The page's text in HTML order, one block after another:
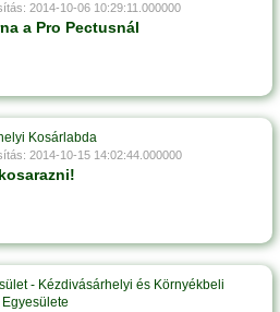
2014-10-06 10:29:11.000000
a Pro Pectusnál
Kosárlabda
2014-10-15 14:02:44.000000
- Kézdivásárhelyi és Környékbeli